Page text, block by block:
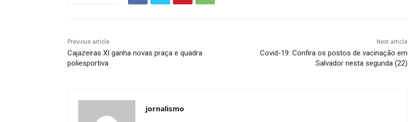
Previous article
Cajazeiras XI ganha novas praça e quadra
poliesportiva
Next article
Covid-19: Confira os postos de vacinação em
Salvador nesta segunda (22)
jornalismo